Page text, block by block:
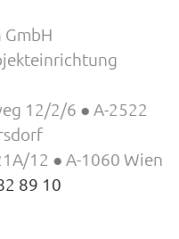
GmbH
12/2/6 ● A-2522
12 ● A-1060 Wien
89 10